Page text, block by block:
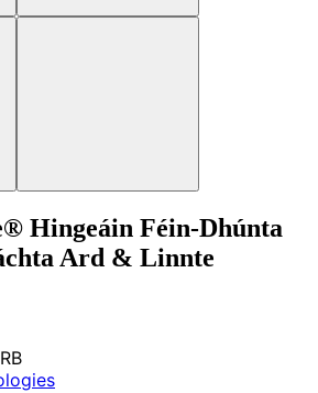
Hingeáin Féin-Dhúnta
Ard & Linnte